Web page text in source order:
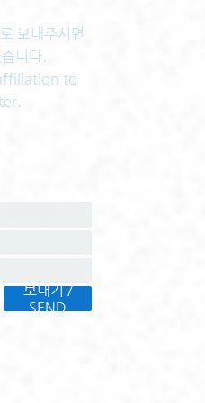
보내주시면
니다.
to
보내기 /
SEND